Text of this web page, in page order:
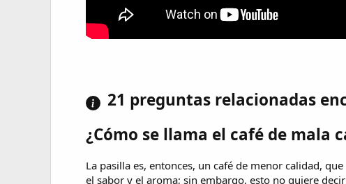
21 preguntas relacionadas
¿Cómo se llama el café de mala
La pasilla es, entonces, un café de menor calidad,
el sabor y el aroma; sin embargo, esto no quiere